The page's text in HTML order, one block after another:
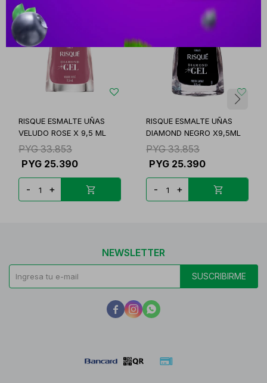
RISQUE ESMALTE UÑAS
VELUDO ROSE X 9,5 ML
PYG 33.853
PYG 25.390
- +
RISQUE ESMALTE UÑAS
DIAMOND NEGRO X9,5ML
PYG 33.853
PYG 25.390
- +
NEWSLETTER
SUSCRIBIRME
  